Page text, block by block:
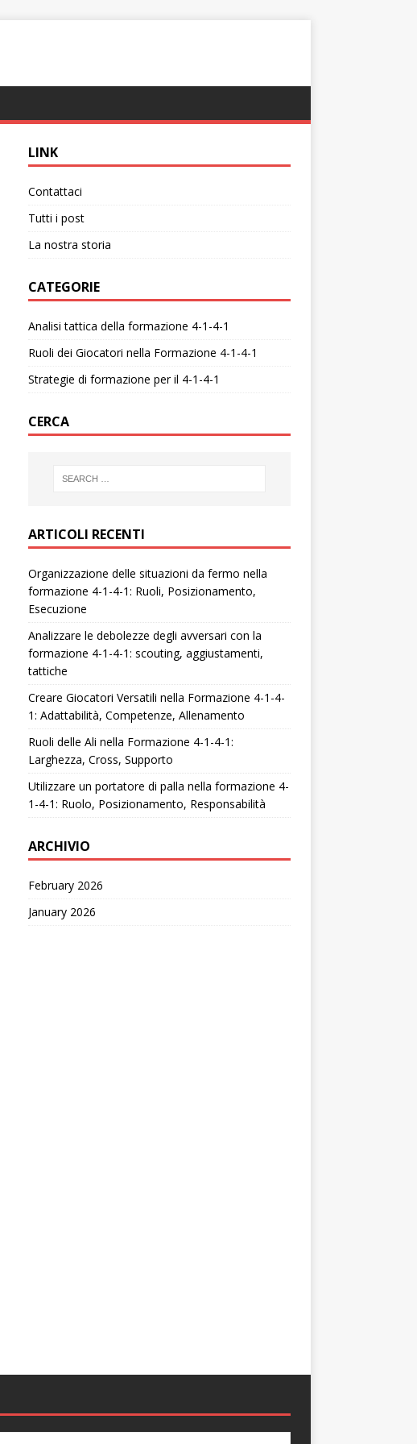
LINK
Contattaci
Tutti i post
La nostra storia
CATEGORIE
Analisi tattica della formazione 4-1-4-1
Ruoli dei Giocatori nella Formazione 4-1-4-1
Strategie di formazione per il 4-1-4-1
CERCA
ARTICOLI RECENTI
Organizzazione delle situazioni da fermo nella
formazione 4-1-4-1: Ruoli, Posizionamento,
Esecuzione
Analizzare le debolezze degli avversari con la
formazione 4-1-4-1: scouting, aggiustamenti,
tattiche
Creare Giocatori Versatili nella Formazione 4-1-4-
1: Adattabilità, Competenze, Allenamento
Ruoli delle Ali nella Formazione 4-1-4-1:
Larghezza, Cross, Supporto
Utilizzare un portatore di palla nella formazione 4-
1-4-1: Ruolo, Posizionamento, Responsabilità
ARCHIVIO
February 2026
January 2026